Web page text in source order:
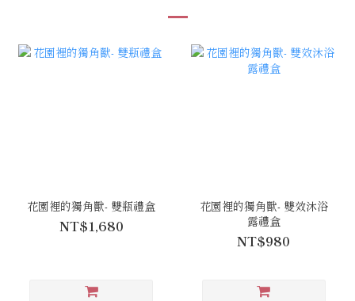
花園裡的獨角獸- 雙瓶禮盒
NT$1,680
花園裡的獨角獸- 雙效沐浴
露禮盒
NT$980